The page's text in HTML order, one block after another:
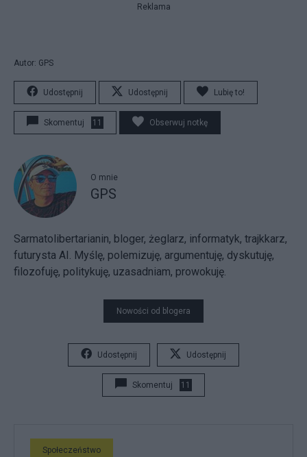
Reklama
Autor: GPS
Udostępnij Udostępnij Lubię to!
Skomentuj 11 Obserwuj notkę
O mnie
GPS
Sarmatolibertarianin, bloger, żeglarz, informatyk, trajkkarz,
futurysta AI. Myślę, polemizuję, argumentuję, dyskutuję,
filozofuję, politykuję, uzasadniam, prowokuję.
Nowości od blogera
Udostępnij Udostępnij
Skomentuj 11
Społeczeństwo